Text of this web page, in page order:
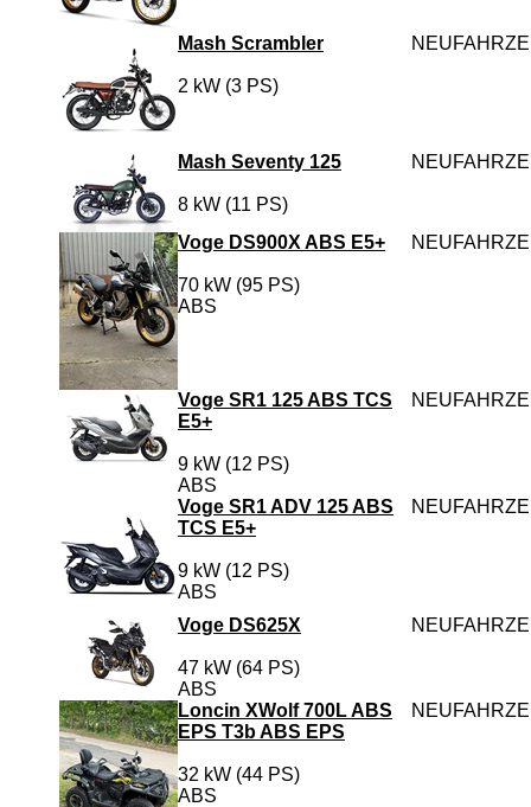
Mash Scrambler
2 kW (3 PS)
Mash Seventy 125
8 kW (11 PS)
Voge DS900X ABS E5+
70 kW (95 PS)
ABS
Voge SR1 125 ABS TCS
E5+
9 kW (12 PS)
ABS
Voge SR1 ADV 125 ABS
TCS E5+
9 kW (12 PS)
ABS
Voge DS625X
47 kW (64 PS)
ABS
Loncin XWolf 700L ABS
EPS T3b ABS EPS
32 kW (44 PS)
ABS